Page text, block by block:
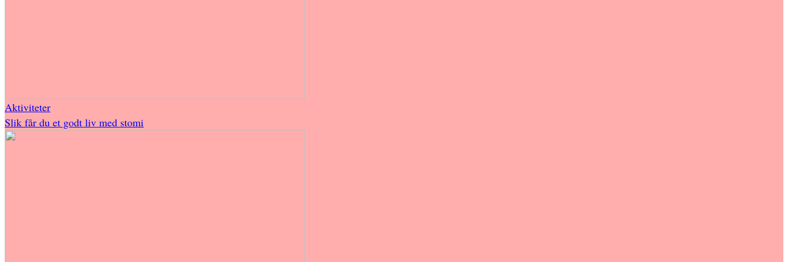
Aktiviteter
Slik får du et godt liv med stomi